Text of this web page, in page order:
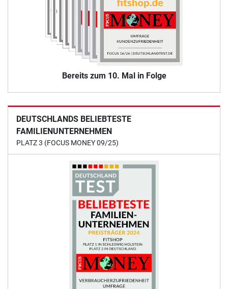
Bereits zum 10. Mal in Folge
DEUTSCHLANDS BELIEBTESTE
FAMILIENUNTERNEHMEN
PLATZ 3 (FOCUS MONEY 09/25)